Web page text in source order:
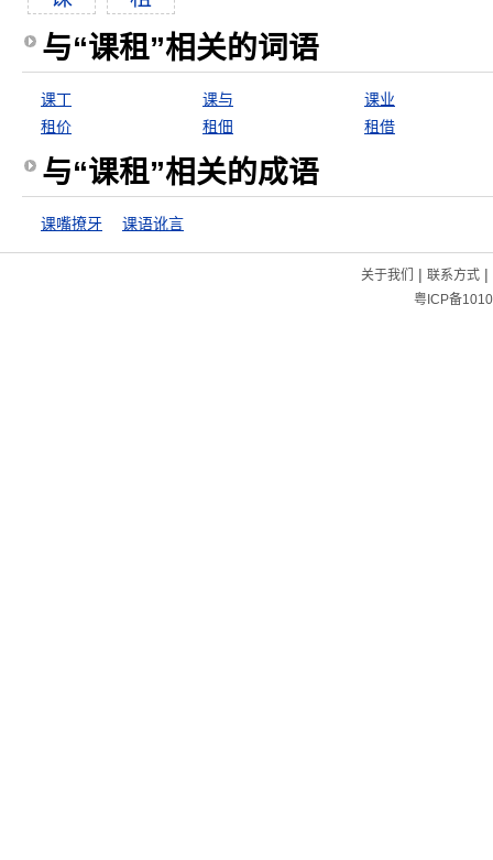
与“课租”相关的词语
课丁 课与
课业
租价
租佃 租借
与“课租”相关的成语
课嘴撩牙 课语讹言
关于我们 | 联系方式|
粤ICP备